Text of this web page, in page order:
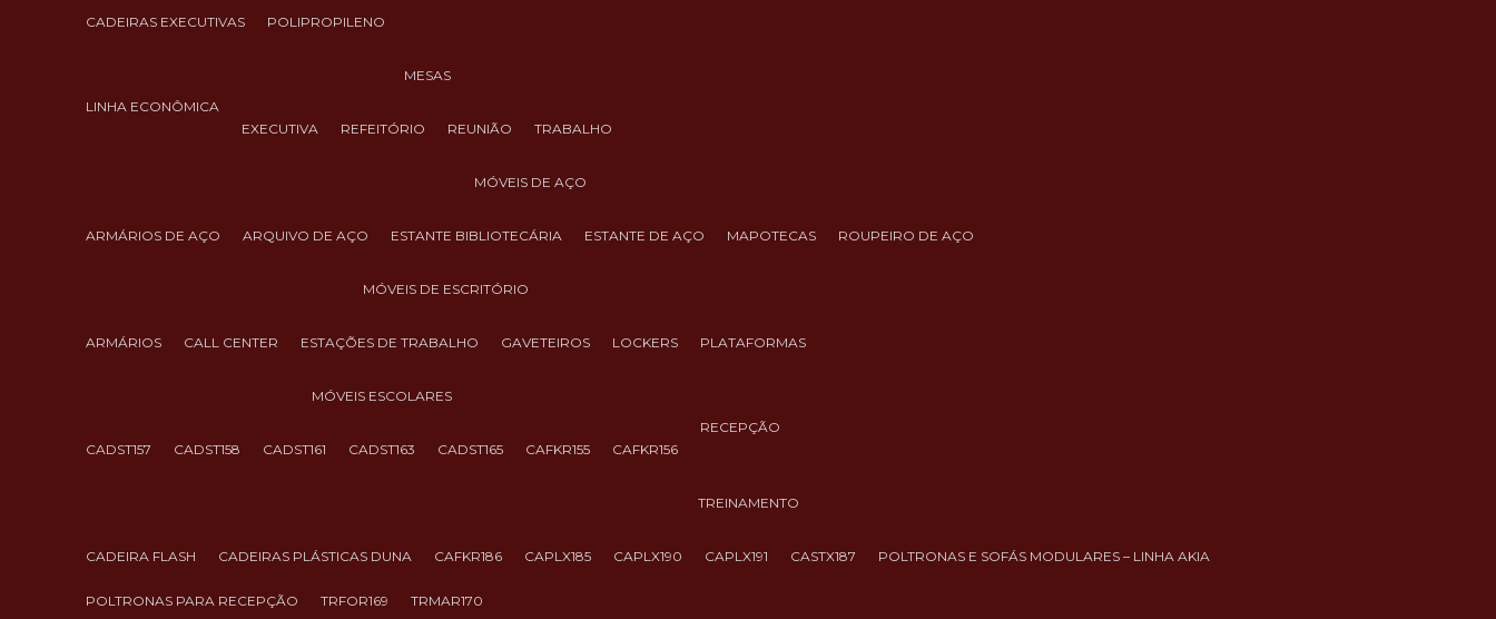
CADEIRAS EXECUTIVAS POLIPROPILENO
LINHA ECONÔMICA
MESAS
EXECUTIVA REFEITÓRIO REUNIÃO TRABALHO
MÓVEIS DE AÇO
ARMÁRIOS DE AÇO ARQUIVO DE AÇO ESTANTE BIBLIOTECÁRIA ESTANTE DE AÇO MAPOTECAS ROUPEIRO DE AÇO
MÓVEIS DE ESCRITÓRIO
ARMÁRIOS CALL CENTER ESTAÇÕES DE TRABALHO GAVETEIROS LOCKERS PLATAFORMAS
MÓVEIS ESCOLARES
CADST157 CADST158 CADST161 CADST163 CADST165 CAFKR155 CAFKR156
RECEPÇÃO
TREINAMENTO
CADEIRA FLASH CADEIRAS PLÁSTICAS DUNA CAFKR186 CAPLX185 CAPLX190 CAPLX191 CASTX187 POLTRONAS E SOFÁS MODULARES – LINHA AKIA
POLTRONAS PARA RECEPÇÃO TRFOR169 TRMAR170